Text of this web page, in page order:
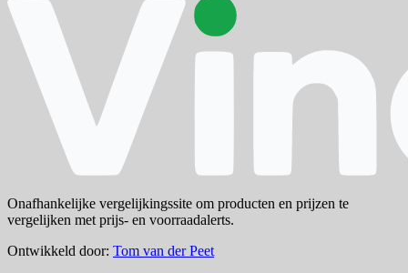
Onafhankelijke vergelijkingssite om producten en prijzen te
vergelijken met prijs- en voorraadalerts.
Ontwikkeld door: Tom van der Peet